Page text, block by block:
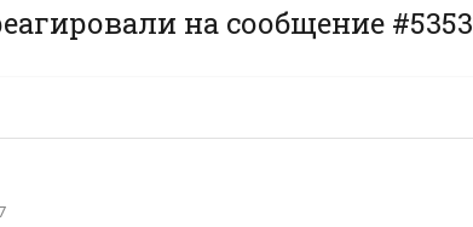
на сообщение #5353